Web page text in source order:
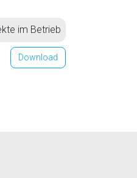
im Betrieb
Download